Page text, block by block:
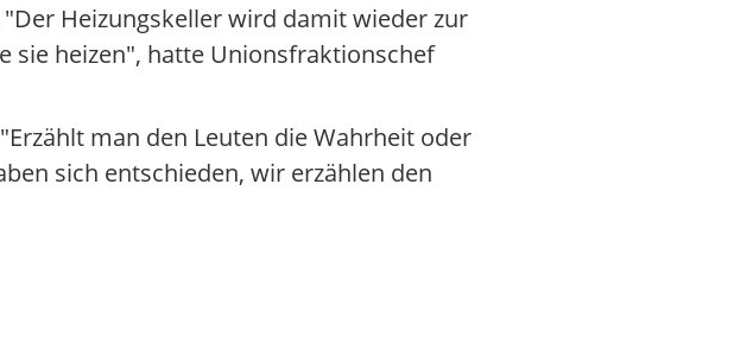
Heizungskeller wird damit wieder zur
sie heizen", hatte Unionsfraktionschef
man den Leuten die Wahrheit oder
sich entschieden, wir erzählen den